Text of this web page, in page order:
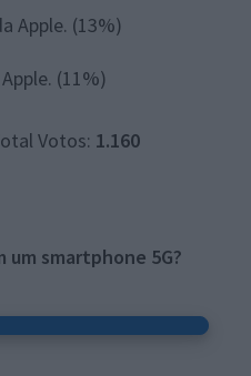
Apple. (13%)
(11%)
Votos: 1.160
um smartphone 5G?